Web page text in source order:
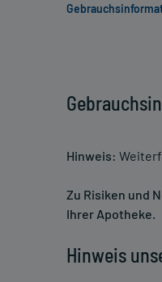
Hinweis:
Zu Risiken und
Ihrer Apotheke.
Hinweis